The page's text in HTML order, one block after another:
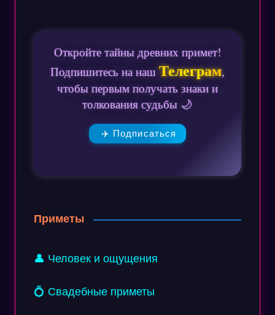
Откройте тайны древних примет!
Подпишитесь на нашТелеграм,
чтобы первым получать знаки и
толкования судьбы 🌙
✈️ Подписаться
Приметы
👤 Человек и ощущения
💍 Свадебные приметы